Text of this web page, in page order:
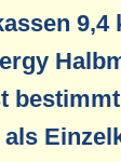
9,4